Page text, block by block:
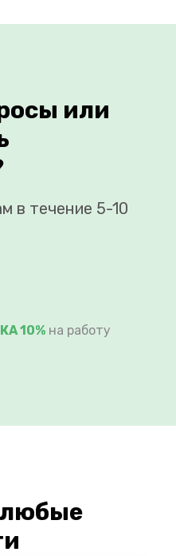
или
в течение 5-10
10% на работу